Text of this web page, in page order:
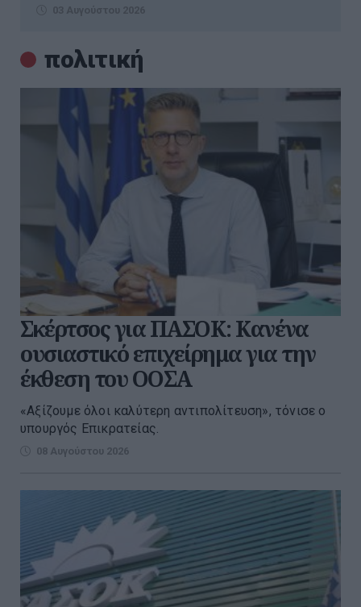
πολιτική
Σκέρτσος για ΠΑΣΟΚ: Κανένα
ουσιαστικό επιχείρημα για την
έκθεση του ΟΟΣΑ
«Αξίζουμε όλοι καλύτερη αντιπολίτευση», τόνισε ο
υπουργός Επικρατείας.
08 Αυγούστου 2026